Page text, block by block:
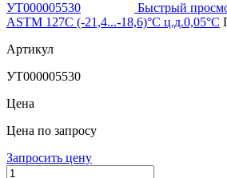
Быстрый
ASTM 127C (-21,4...-18,6)°С ц.д.0,05°С
Артикул
УТ000005530
Цена
Цена по запросу
Запросить цену